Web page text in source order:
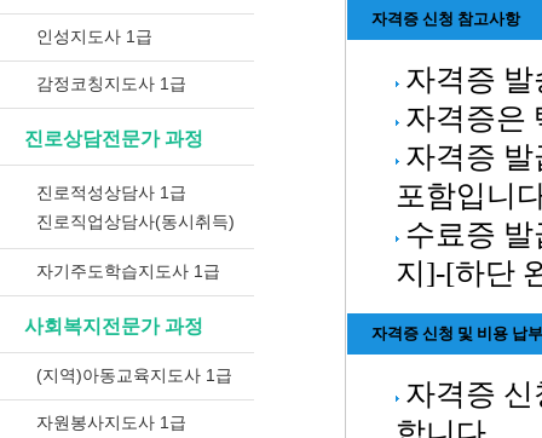
인성지도사 1급
감정코칭지도사 1급
진로상담전문가 과정
진로적성상담사 1급
진로직업상담사(동시취득)
자기주도학습지도사 1급
사회복지전문가 과정
(지역)아동교육지도사 1급
자원봉사지도사 1급
자격증 신청 참고사항
자격증
자격증은
자격증
포함입니
수료증
지]-[하단
자격증 신청 및 비용 납부
자격증